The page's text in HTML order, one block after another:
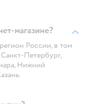
магазине?
России, в том
Петербург,
Нижний